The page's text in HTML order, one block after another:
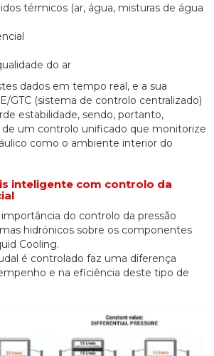
térmicos (ar, água, misturas de água
do ar
dados em tempo real, e a sua
GTC (sistema de controlo centralizado)
estabilidade, sendo, portanto,
um controlo unificado que monitorize
como o ambiente interior do
inteligente com controlo da
importância do controlo da pressão
hidrónicos sobre os componentes
Cooling.
é controlado faz uma diferença
e na eficiência deste tipo de